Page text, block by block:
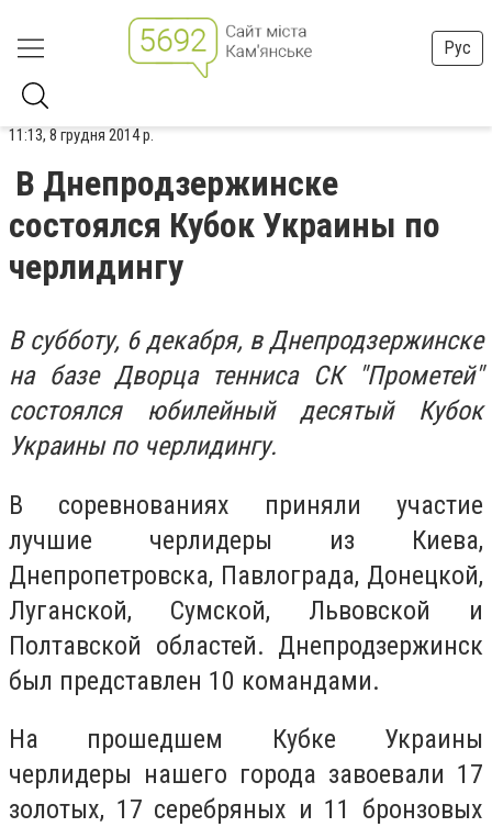
Рус
11:13, 8 грудня 2014 р.
В Днепродзержинске
состоялся Кубок Украины по
черлидингу
В субботу, 6 декабря, в Днепродзержинске
на базе Дворца тенниса СК "Прометей"
состоялся юбилейный десятый Кубок
Украины по черлидингу.
В соревнованиях приняли участие
лучшие черлидеры из Киева,
Днепропетровска, Павлограда, Донецкой,
Луганской, Сумской, Львовской и
Полтавской областей. Днепродзержинск
был представлен 10 командами.
На прошедшем Кубке Украины
черлидеры нашего города завоевали 17
золотых, 17 серебряных и 11 бронзовых